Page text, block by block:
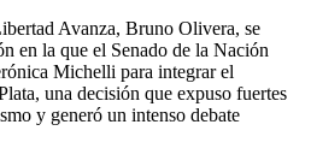
Avanza, Bruno Olivera, se
en la que el Senado de la Nación
Michelli para integrar el
una decisión que expuso fuertes
y generó un intenso debate